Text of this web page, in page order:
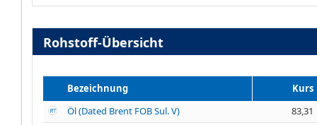
Rohstoff-Übersicht
Bezeichnung
Kurs
Öl (Dated Brent FOB Sul. V)
83,31